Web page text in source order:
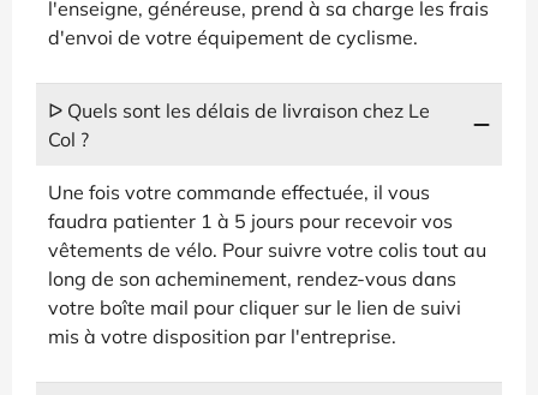
l'enseigne, généreuse, prend à sa charge les frais
d'envoi de votre équipement de cyclisme.
ᐅ Quels sont les délais de livraison chez Le
Col ?
Une fois votre commande effectuée, il vous
faudra patienter 1 à 5 jours pour recevoir vos
vêtements de vélo. Pour suivre votre colis tout au
long de son acheminement, rendez-vous dans
votre boîte mail pour cliquer sur le lien de suivi
mis à votre disposition par l'entreprise.